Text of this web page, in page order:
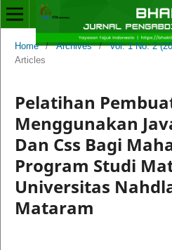
Home / Archives / Vol. 1 No. 2
Articles
Pelatihan
Menggunakan
Dan Css Bagi
Program Studi
Universitas
Mataram